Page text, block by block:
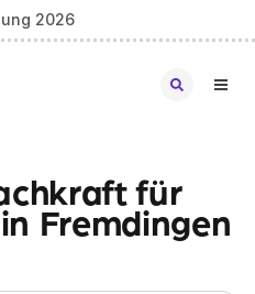
2026
für
Fremdingen